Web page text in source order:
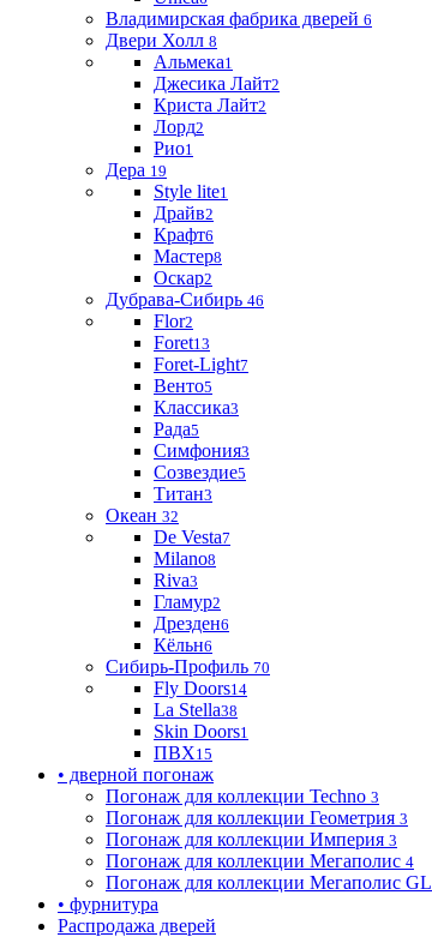
Владимирская фабрика дверей 6
Двери Холл 8
Альмека1
Джесика Лайт2
Криста Лайт2
Лорд2
Рио1
Дера 19
Style lite1
Драйв2
Крафт6
Мастер8
Оскар2
Дубрава-Сибирь 46
Flor2
Foret13
Foret-Light7
Венто5
Классика3
Рада5
Симфония3
Созвездие5
Титан3
Океан 32
De Vesta7
Milano8
Riva3
Гламур2
Дрезден6
Кёльн6
Сибирь-Профиль 70
Fly Doors14
La Stella38
Skin Doors1
ПВХ15
• дверной погонаж
Погонаж для коллекции Techno 3
Погонаж для коллекции Геометрия 3
Погонаж для коллекции Империя 3
Погонаж для коллекции Мегаполис 4
Погонаж для коллекции Мегаполис GL
• фурнитура
Распродажа дверей